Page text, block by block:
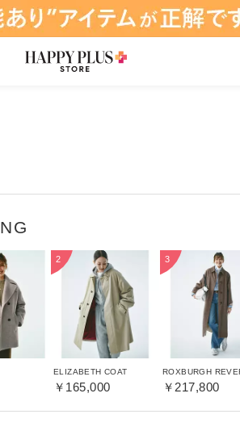
ELIZABETH COAT
￥165,000 ￥217,800